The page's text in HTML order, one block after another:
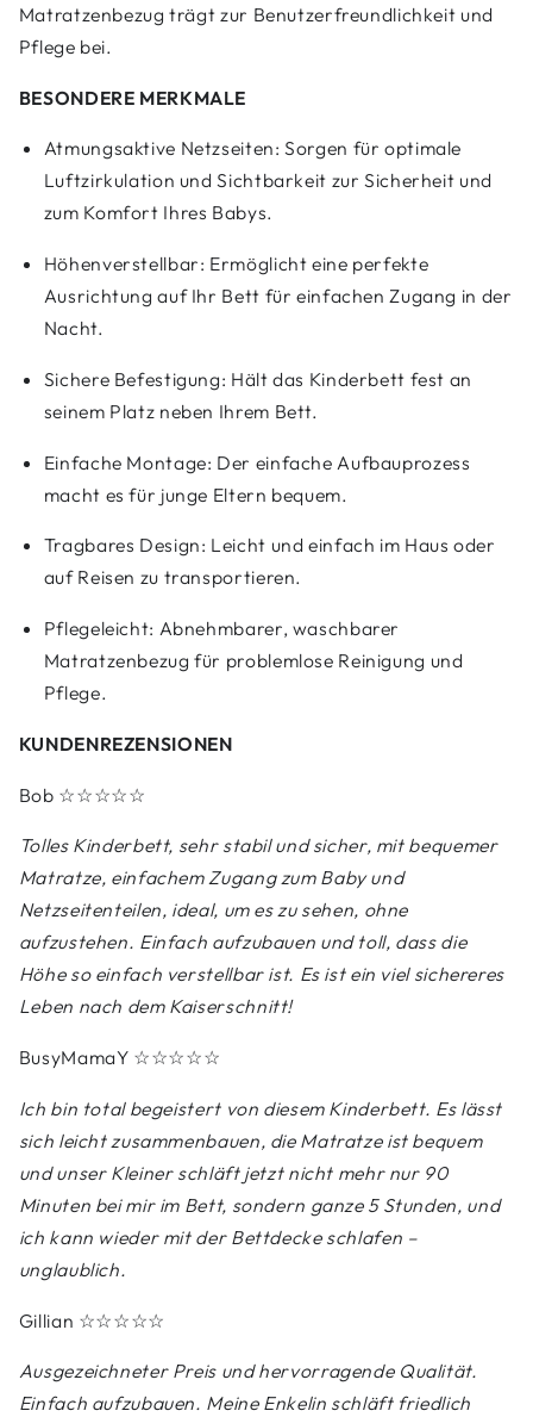
Matratzenbezug trägt zur Benutzerfreundlichkeit und
Pflege bei.
BESONDERE MERKMALE
Atmungsaktive Netzseiten: Sorgen für optimale
Luftzirkulation und Sichtbarkeit zur Sicherheit und
zum Komfort Ihres Babys.
Höhenverstellbar: Ermöglicht eine perfekte
Ausrichtung auf Ihr Bett für einfachen Zugang in der
Nacht.
Sichere Befestigung: Hält das Kinderbett fest an
seinem Platz neben Ihrem Bett.
Einfache Montage: Der einfache Aufbauprozess
macht es für junge Eltern bequem.
Tragbares Design: Leicht und einfach im Haus oder
auf Reisen zu transportieren.
Pflegeleicht: Abnehmbarer, waschbarer
Matratzenbezug für problemlose Reinigung und
Pflege.
KUNDENREZENSIONEN
Bob ☆☆☆☆☆
Tolles Kinderbett, sehr stabil und sicher, mit bequemer
Matratze, einfachem Zugang zum Baby und
Netzseitenteilen, ideal, um es zu sehen, ohne
aufzustehen. Einfach aufzubauen und toll, dass die
Höhe so einfach verstellbar ist. Es ist ein viel sichereres
Leben nach dem Kaiserschnitt!
BusyMamaY ☆☆☆☆☆
Ich bin total begeistert von diesem Kinderbett. Es lässt
sich leicht zusammenbauen, die Matratze ist bequem
und unser Kleiner schläft jetzt nicht mehr nur 90
Minuten bei mir im Bett, sondern ganze 5 Stunden, und
ich kann wieder mit der Bettdecke schlafen –
unglaublich.
Gillian ☆☆☆☆☆
Ausgezeichneter Preis und hervorragende Qualität.
Einfach aufzubauen. Meine Enkelin schläft friedlich